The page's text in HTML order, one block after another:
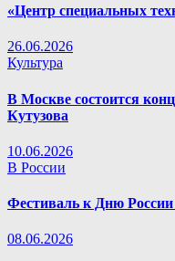
«Центр специальных
26.06.2026
Культура
В Москве состоится
Кутузова
10.06.2026
В России
Фестиваль к Дню
08.06.2026